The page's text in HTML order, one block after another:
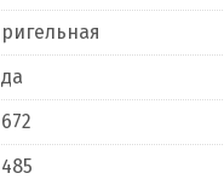
ригельная
да
672
485